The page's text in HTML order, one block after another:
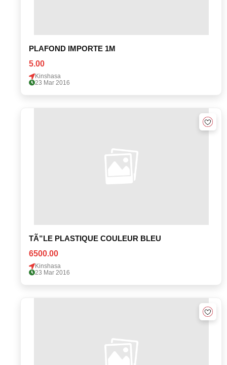
PLAFOND IMPORTE 1M
5.00
Kinshasa
23 Mar 2016
TÃ”LE PLASTIQUE COULEUR BLEU
6500.00
Kinshasa
23 Mar 2016